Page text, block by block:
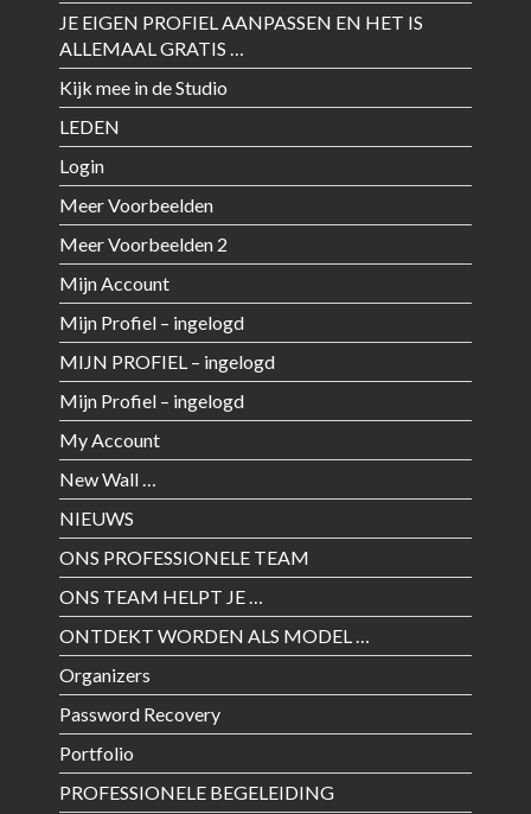
JE EIGEN PROFIEL AANPASSEN EN HET IS
ALLEMAAL GRATIS …
Kijk mee in de Studio
LEDEN
Login
Meer Voorbeelden
Meer Voorbeelden 2
Mijn Account
Mijn Profiel – ingelogd
MIJN PROFIEL – ingelogd
Mijn Profiel – ingelogd
My Account
New Wall …
NIEUWS
ONS PROFESSIONELE TEAM
ONS TEAM HELPT JE …
ONTDEKT WORDEN ALS MODEL …
Organizers
Password Recovery
Portfolio
PROFESSIONELE BEGELEIDING